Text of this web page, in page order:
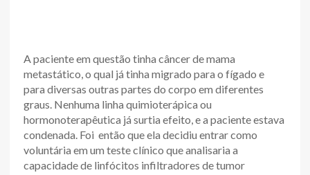
A paciente em questão tinha câncer de mama
metastático, o qual já tinha migrado para o fígado e
para diversas outras partes do corpo em diferentes
graus. Nenhuma linha quimioterápica ou
hormonoterapêutica já surtia efeito, e a paciente estava
condenada. Foi então que ela decidiu entrar como
voluntária em um teste clínico que analisaria a
capacidade de linfócitos infiltradores de tumor